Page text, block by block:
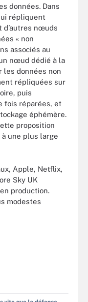
données. Dans
répliquent
d’autres nœuds
« non
associés au
nœud dédié à la
les données non
répliquées sur
puis
fois réparées, et
éphémère.
proposition
une plus large
Apple, Netflix,
Sky UK
production.
modestes